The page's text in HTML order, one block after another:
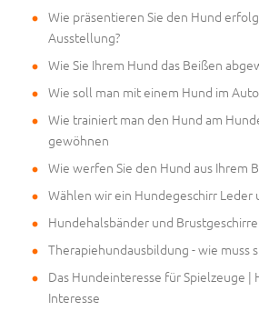
Wie präsentieren Sie den Hund
Ausstellung?
Wie Sie Ihrem Hund das Beißen
Wie soll man mit einem Hund im
Wie trainiert man den Hund am
gewöhnen
Wie werfen Sie den Hund aus Ihrem
Wählen wir ein Hundegeschirr Leder
Hundehalsbänder und Brustgeschirre
Therapiehundausbildung - wie muss
Das Hundeinteresse für Spielzeuge |
Interesse